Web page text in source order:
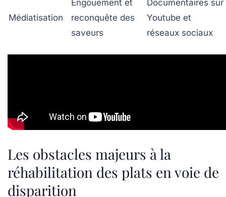
Médiatisation
Engouement et
reconquête des
saveurs
Documentaires sur
Youtube et
réseaux sociaux
Les obstacles majeurs à la
réhabilitation des plats en voie de
disparition